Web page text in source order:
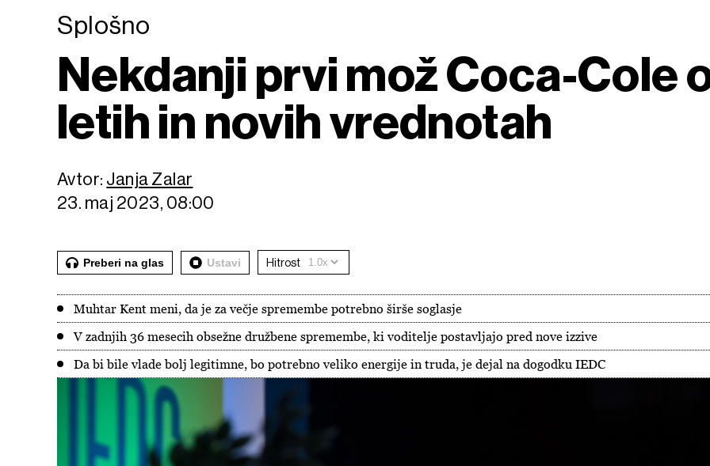
Splošno
Nekdanji prvi mož Coca-Cole
letih in novih vrednotah
Avtor: Janja Zalar
23. maj 2023, 08:00
Preberi na glas Ustavi Hitrost
Muhtar Kent meni, da je za večje spremembe potrebno širše soglasje
V zadnjih 36 mesecih obsežne družbene spremembe, ki voditelje postavljajo pred nove izzive
Da bi bile vlade bolj legitimne, bo potrebno veliko energije in truda, je dejal na dogodku IEDC